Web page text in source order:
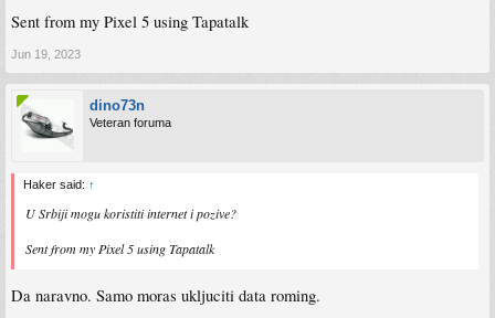
Sent from my Pixel 5 using Tapatalk
Jun 19, 2023
dino73n
Veteran foruma
Haker said: ↑
U Srbiji mogu koristiti internet i pozive?
Sent from my Pixel 5 using Tapatalk
Da naravno. Samo moras ukljuciti data roming.